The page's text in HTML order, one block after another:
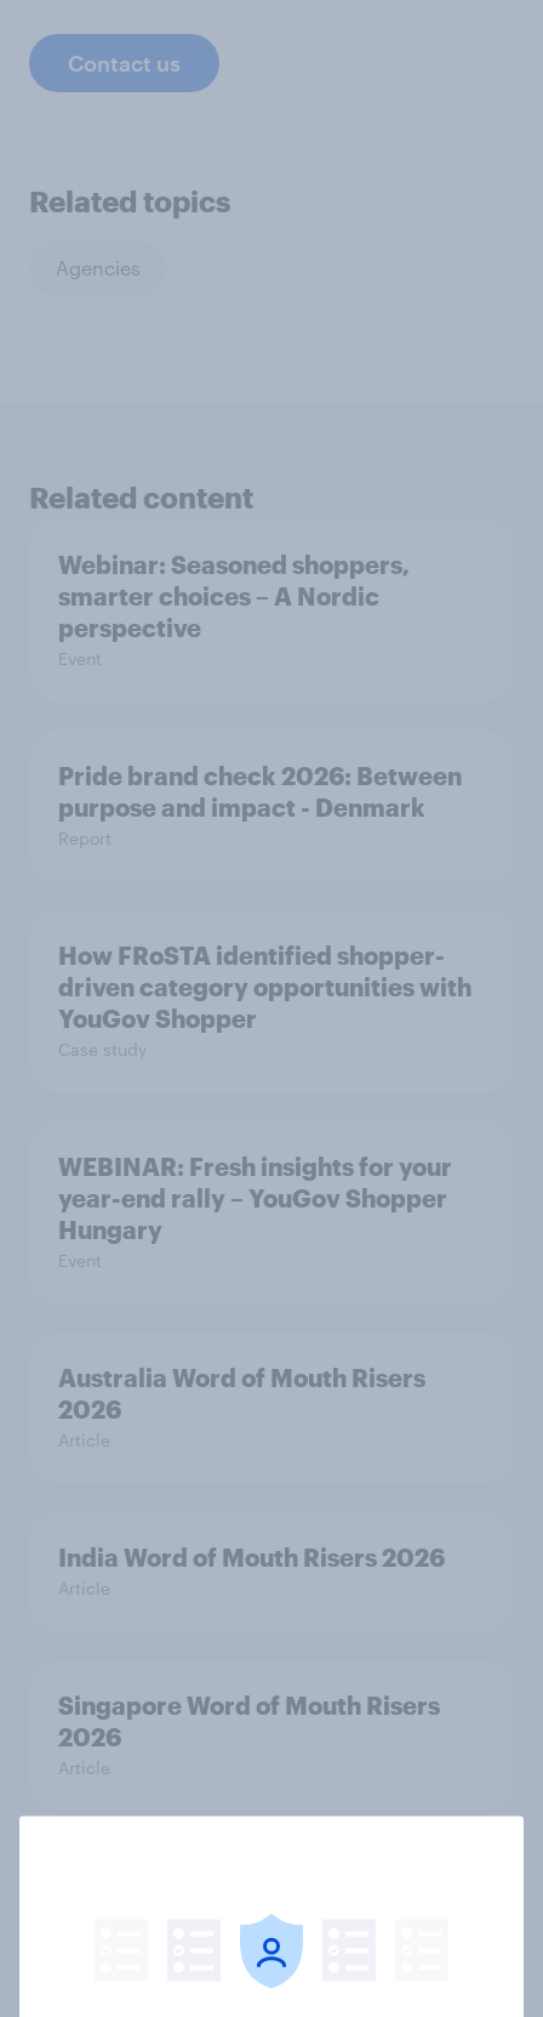
Contact us
Related topics
Agencies
Related content
Webinar: Seasoned shoppers,
smarter choices – A Nordic
perspective
Event
Pride brand check 2026: Between
purpose and impact - Denmark
Report
How FRoSTA identified shopper-
driven category opportunities with
YouGov Shopper
Case study
WEBINAR: Fresh insights for your
year-end rally – YouGov Shopper
Hungary
Event
Australia Word of Mouth Risers
2026
Article
India Word of Mouth Risers 2026
Article
Singapore Word of Mouth Risers
2026
Article